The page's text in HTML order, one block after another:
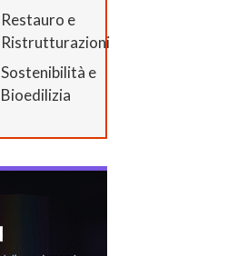
Restauro e
Ristrutturazioni
Sostenibilità e
Bioedilizia